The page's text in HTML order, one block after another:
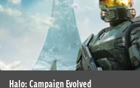
Halo: Campaign Evolved